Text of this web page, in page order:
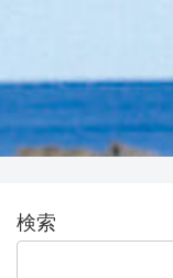
検索